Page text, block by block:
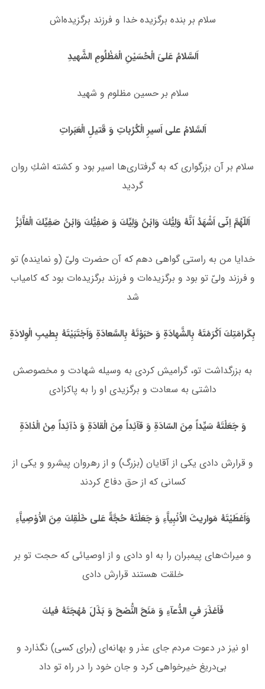
سلام بر بنده برگزیده خدا و فرزند برگزیده‌اش
اَلسَّلامُ عَلىَ الْحُسَیْنِ الْمَظْلُومِ الشَّهیدِ
سلام بر حسین مظلوم و شهید
اَلسَّلامُ على اَسیرِ الْكُرُباتِ وَ قَتیلِ الْعَبَراتِ
سلام بر آن بزرگوارى كه به گرفتاری‌ها اسیر بود و كشته اشكِ روان
گردید
اَللّهُمَّ اِنّى اَشْهَدُ اَنَّهُ وَلِیُّكَ وَابْنُ وَلِیِّكَ وَ صَفِیُّكَ وَابْنُ صَفِیِّكَ الْفاَّئِزُ
خدایا من به راستى گواهى دهم كه آن حضرت ولىّ (و نماینده) تو
و فرزند ولىّ تو بود و برگزیده‌ات و فرزند برگزیده‌ات بود كه كامیاب
شد
بِكَرامَتِكَ اَكْرَمْتَهُ بِالشَّهادَةِ وَ حَبَوْتَهُ بِالسَّعادَةِ وَاَجْتَبَیْتَهُ بِطیبِ الْوِلادَةِ
به بزرگداشت تو، گرامیش كردى به وسیله شهادت و مخصوصش
داشتى به سعادت و برگزیدى او را به پاكزادى
وَ جَعَلْتَهُ سَیِّداً مِنَ السّادَةِ وَ قآئِداً مِنَ الْقادَةِ وَ ذآئِداً مِنْ الْذادَةِ
و قرارش دادى یكى از آقایان (بزرگ) و از رهروان پیشرو و یكى از
كسانى كه از حق دفاع كردند
وَاَعْطَیْتَهُ مَواریثَ الاَْنْبِیاَّءِ وَ جَعَلْتَهُ حُجَّةً عَلى خَلْقِكَ مِنَ الاَْوْصِیاَّءِ
و میراث‌هاى پیمبران را به او دادى و از اوصیائى كه حجت تو بر
خلقت هستند قرارش دادى
فَاَعْذَرَ فىِ الدُّعآءِ وَ مَنَحَ النُّصْحَ وَ بَذَلَ مُهْجَتَهُ فیكَ
او نیز در دعوت مردم جاى عذر و بهانه‌اى (براى كسى) نگذارد و
بی‌دریغ خیرخواهى كرد و جان خود را در راه تو داد